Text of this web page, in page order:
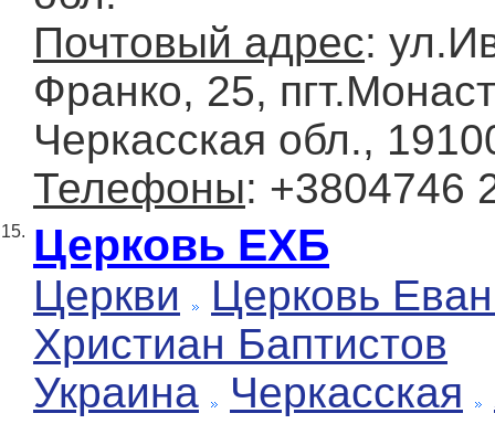
Почтовый адрес:
Франко, 25,
Черкасская обл.,
Телефоны: +3804746
15. Церковь ЕХБ
Церкви
Церковь
Христиан Баптистов
Украина
Черкасская